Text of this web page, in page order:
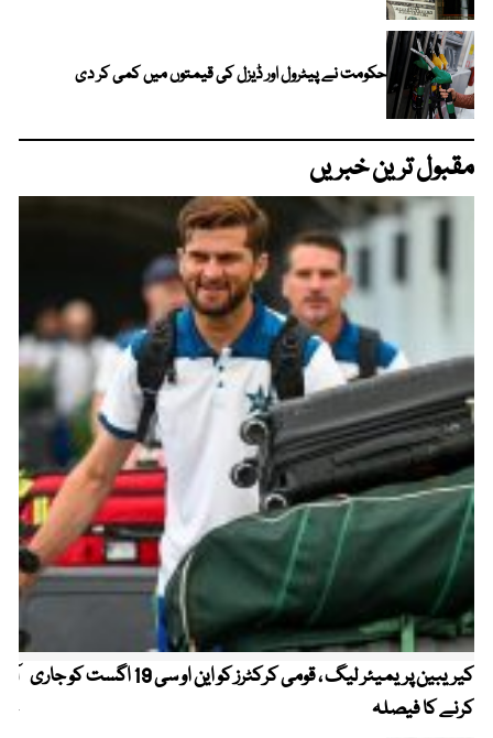
حکومت نے پیٹرول اور ڈیزل کی قیمتوں میں کمی کر دی
مقبول ترین خبریں
کیریبین پریمیئر لیگ ، قومی کرکٹرز کو این او سی 19 اگست کو جاری
کرنے کا فیصلہ